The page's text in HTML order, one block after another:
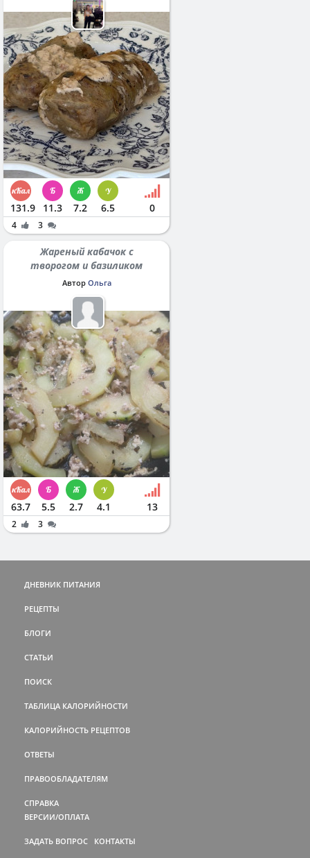
131.9 11.3 7.2 6.5 0
4 3
Жареный кабачок с
творогом и базиликом
Автор Ольга
63.7 5.5 2.7 4.1 13
2 3
ДНЕВНИК ПИТАНИЯ
РЕЦЕПТЫ
БЛОГИ
СТАТЬИ
ПОИСК
ТАБЛИЦА КАЛОРИЙНОСТИ
КАЛОРИЙНОСТЬ РЕЦЕПТОВ
ОТВЕТЫ
ПРАВООБЛАДАТЕЛЯМ
СПРАВКА
ВЕРСИИ/ОПЛАТА
ЗАДАТЬ ВОПРОС КОНТАКТЫ